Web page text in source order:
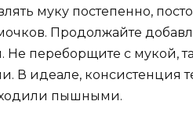
муку постепенно,
Продолжайте
переборщите с мукой,
В идеале, консистенция
пышными.